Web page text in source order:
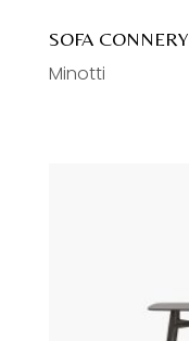
SOFA CONNERY
Minotti